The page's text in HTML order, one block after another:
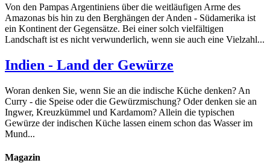
Von den Pampas Argentiniens über die weitläufigen Arme des
Amazonas bis hin zu den Berghängen der Anden - Südamerika ist
ein Kontinent der Gegensätze. Bei einer solch vielfältigen
Landschaft ist es nicht verwunderlich, wenn sie auch eine Vielzahl...
Indien - Land der Gewürze
Woran denken Sie, wenn Sie an die indische Küche denken? An
Curry - die Speise oder die Gewürzmischung? Oder denken sie an
Ingwer, Kreuzkümmel und Kardamom? Allein die typischen
Gewürze der indischen Küche lassen einem schon das Wasser im
Mund...
Magazin